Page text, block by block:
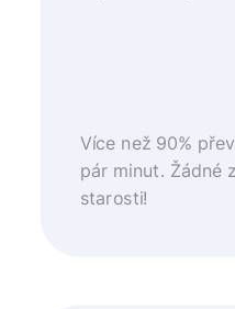
Více než 90%
pár minut. Žádné
starosti!